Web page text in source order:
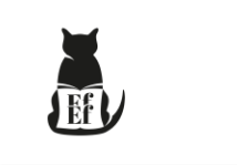
Przejdź
treści